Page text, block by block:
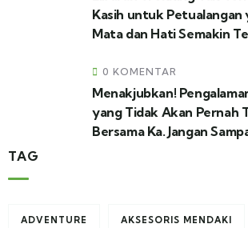
Kasih untuk Petualangan
Mata dan Hati Semakin
0 KOMENTAR
Menakjubkan!
yang Tidak Akan Pernah
Bersama Ka. Jangan
TAG
ADVENTURE AKSESORIS MENDAKI